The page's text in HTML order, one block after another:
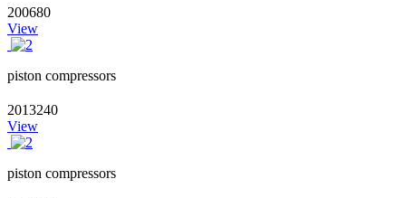
200680
View
piston compressors
2013240
View
piston compressors